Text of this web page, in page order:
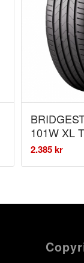
101W XL
2.385kr